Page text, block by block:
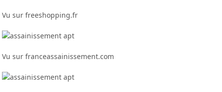
Vu sur freeshopping.fr
Vu sur franceassainissement.com